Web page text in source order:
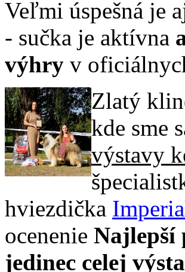
Veľmi úspešná je
- sučka je aktívna
výhry v
Zlatý
kde sme
výstavy
hviezdička
ocenenie Najlepší
jedinec celej